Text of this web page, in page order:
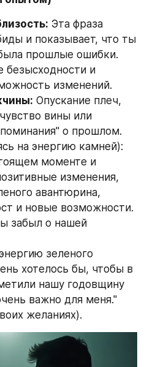
Эта фраза
и показывает, что ты
прошлые ошибки.
безысходности и
изменений.
Опускание плеч,
вины или
о прошлом.
на энергию камней):
моменте и
изменения,
авантюрина,
и новые возможности.
забыл о нашей
хотелось бы, чтобы в
нашу годовщину
важно для меня."
желаниях).